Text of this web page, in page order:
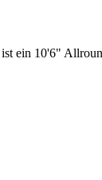
ein 10'6"